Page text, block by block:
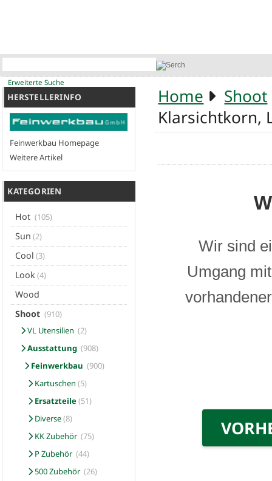
Erweiterte Suche
HERSTELLERINFO
Feinwerkbau Homepage
Weitere Artikel
KATEGORIEN
Hot (105)
Sun (2)
Cool (3)
Look(4)
Wood
Shoot (910)
VL Utensilien (2)
Ausstattung (908)
Feinwerkbau (900)
Kartuschen (5)
Ersatzteile(51)
Diverse(8)
KK Zubehör (75)
P Zubehör (44)
500 Zubehör (26)
Home
Shoot
Klarsichtkorn,
Wir sind
Umgang